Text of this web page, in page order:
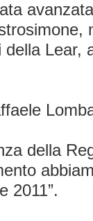
Lear,
della
2011”.